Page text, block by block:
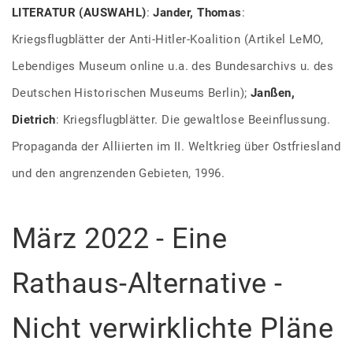
LITERATUR (AUSWAHL):Jander, Thomas:
Kriegsflugblätter der Anti-Hitler-Koalition (Artikel LeMO,
Lebendiges Museum online u.a. des Bundesarchivs u. des
Deutschen Historischen Museums Berlin);Janßen,
Dietrich: Kriegsflugblätter. Die gewaltlose Beeinflussung.
Propaganda der Alliierten im II. Weltkrieg über Ostfriesland
und den angrenzenden Gebieten, 1996.
März 2022 - Eine
Rathaus-Alternative -
Nicht verwirklichte Pläne